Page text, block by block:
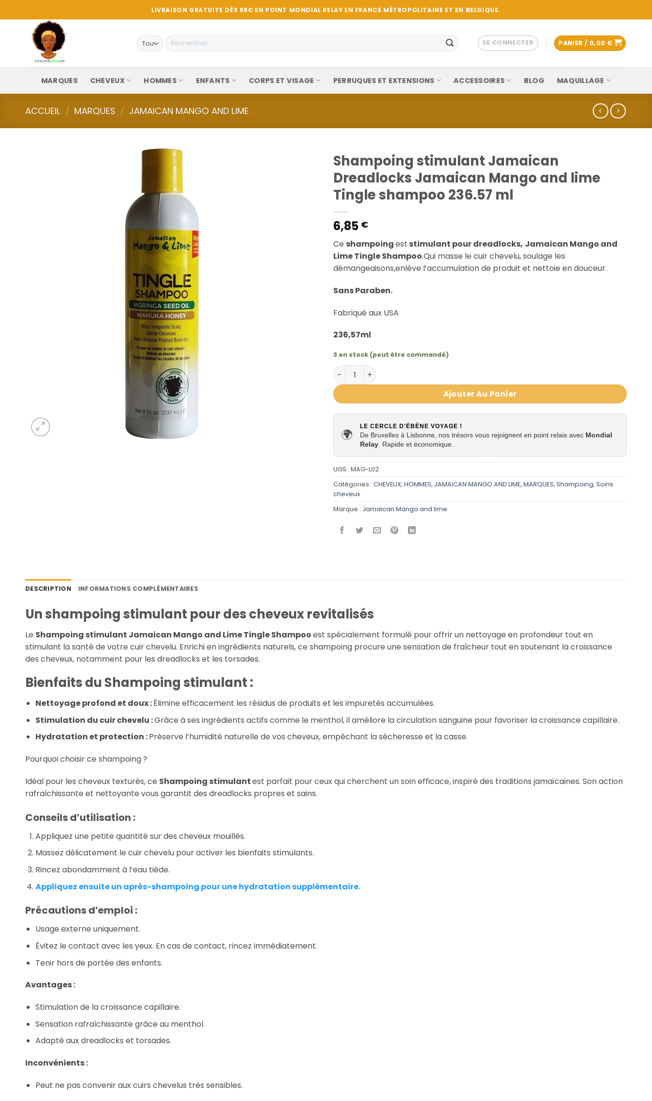
au
LIVRAISON GRATUITE DÈS 59€ EN POINT MONDIAL RELAY EN FRANCE MÉTROPOLITAINE ET EN BELGIQUE.
Recherche
pour :
SE CONNECTER PANIER / 0,00 €
MARQUES CHEVEUX HOMMES ENFANTS CORPS ET VISAGE PERRUQUES ET EXTENSIONS ACCESSOIRES BLOG MAQUILLAGE
ACCUEIL / MARQUES / JAMAICAN MANGO AND LIME
Shampoing stimulant Jamaican
Dreadlocks Jamaican Mango and lime
Tingle shampoo 236.57 ml
6,85 €
Ce shampoingest stimulant pour dreadlocks, Jamaican Mango and
Lime Tingle Shampoo.Qui masse le cuir chevelu, soulage les
démangeaisons,enlève l’accumulation de produit et nettoie en douceur.
Sans Paraben.
Fabriqué aux USA
236,57ml
3 en stock (peut être commandé)
quantité de Shampoing stimulant Jamaican Dreadlocks Jamaican Mango and lime
Ajouter Au Panier
🌍
LE CERCLE D'ÉBÈNE VOYAGE !
De Bruxelles à Lisbonne, nos trésors vous rejoignent en point relais avec Mondial
Relay . Rapide et économique.
UGS : MAG-L02
Catégories : CHEVEUX, HOMMES, JAMAICAN MANGO AND LIME, MARQUES, Shampoing, Soins
cheveux
Marque : Jamaican Mango and lime
DESCRIPTION INFORMATIONS COMPLÉMENTAIRES
Un shampoing stimulant pour des cheveux revitalisés
Le Shampoing stimulant Jamaican Mango and Lime Tingle Shampooest spécialement formulé pour offrir un nettoyage en profondeur tout en
stimulant la santé de votre cuir chevelu. Enrichi en ingrédients naturels, ce shampoing procure une sensation de fraîcheur tout en soutenant la croissance
des cheveux, notamment pour les dreadlocks et les torsades.
Bienfaits du Shampoing stimulant :
Nettoyage profond et doux :Élimine efficacement les résidus de produits et les impuretés accumulées.
Stimulation du cuir chevelu :Grâce à ses ingrédients actifs comme le menthol, il améliore la circulation sanguine pour favoriser la croissance capillaire.
Hydratation et protection :Préserve l’humidité naturelle de vos cheveux, empêchant la sécheresse et la casse.
Pourquoi choisir ce shampoing ?
Idéal pour les cheveux texturés, ce Shampoing stimulantest parfait pour ceux qui cherchent un soin efficace, inspiré des traditions jamaïcaines. Son action
rafraîchissante et nettoyante vous garantit des dreadlocks propres et sains.
Conseils d’utilisation :
Appliquez une petite quantité sur des cheveux mouillés.
Massez délicatement le cuir chevelu pour activer les bienfaits stimulants.
Rincez abondamment à l’eau tiède.
Appliquez ensuite un après-shampoing pour une hydratation supplémentaire.
Précautions d’emploi :
Usage externe uniquement.
Évitez le contact avec les yeux. En cas de contact, rincez immédiatement.
Tenir hors de portée des enfants.
Avantages :
Stimulation de la croissance capillaire.
Sensation rafraîchissante grâce au menthol.
Adapté aux dreadlocks et torsades.
Inconvénients :
Peut ne pas convenir aux cuirs chevelus très sensibles.